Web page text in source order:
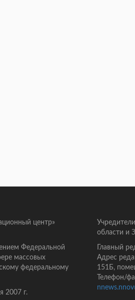
центр»
Федеральной
массовых
федеральному
2007 г.
области и
Главный
Адрес
151Б,
Телефон/